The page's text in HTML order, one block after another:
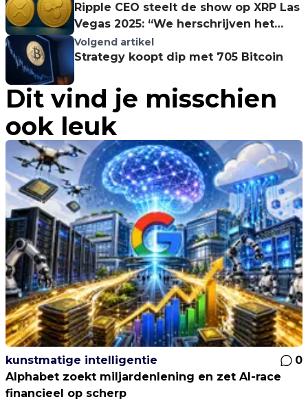
Ripple CEO steelt de show op XRP Las
Vegas 2025: “We herschrijven het
banksysteem!”
Volgend artikel
Strategy koopt dip met 705 Bitcoin
Dit vind je misschien
ook leuk
kunstmatige intelligentie
0
Alphabet zoekt miljardenlening en zet AI-race
financieel op scherp